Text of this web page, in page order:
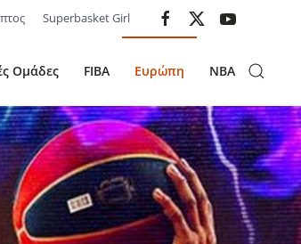
Superbasket Girl
Ομάδες FIBA Ευρώπη NBA